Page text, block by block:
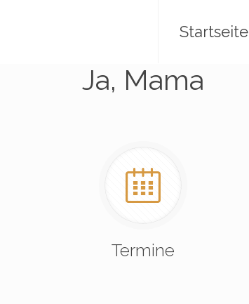
Startseite
Ja, Mama
Termine